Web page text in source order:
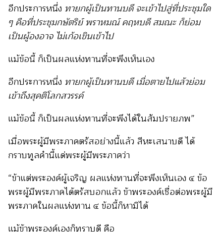
อีกประการหนึ่ง ทายกผู้เป็นทานบดี จะเข้าไปสู่ที่ประชุมใด
ๆ คือที่ประชุมกษัตริย์ พราหมณ์ คฤหบดี สมณะ ก็ย่อม
เป็นผู้องอาจ ไม่เก้อเขินเข้าไป
แม้ข้อนี้ ก็เป็นผลแห่งทานที่จะพึงเห็นเอง
อีกประการหนึ่ง ทายกผู้เป็นทานบดี เมื่อตายไปแล้วย่อม
เข้าถึงสุคติโลกสวรรค์
แม้ข้อนี้ ก็เป็นผลแห่งทานที่จะพึงได้ในสัมปรายภพ”
เมื่อพระผู้มีพระภาคตรัสอย่างนี้แล้ว สีหะเสนาบดี ได้
กราบทูลคำนี้แด่พระผู้มีพระภาคว่า
“ข้าแต่พระองค์ผู้เจริญ ผลแห่งทานที่จะพึงเห็นเอง ๔ ข้อ
พระผู้มีพระภาคได้ตรัสบอกแล้ว ข้าพระองค์เชื่อต่อพระผู้มี
พระภาคในผลแห่งทาน ๔ ข้อนี้ก็หามิได้
แม้ข้าพระองค์เองก็ทราบดี คือ